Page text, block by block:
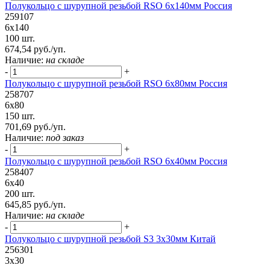
Полукольцо с шурупной резьбой RSO 6х140мм Россия
259107
6х140
100 шт.
674,54 руб./уп.
Наличие: на складе
-
+
Полукольцо с шурупной резьбой RSO 6х80мм Россия
258707
6х80
150 шт.
701,69 руб./уп.
Наличие: под заказ
-
+
Полукольцо с шурупной резьбой RSO 6х40мм Россия
258407
6х40
200 шт.
645,85 руб./уп.
Наличие: на складе
-
+
Полукольцо с шурупной резьбой S3 3х30мм Китай
256301
3х30